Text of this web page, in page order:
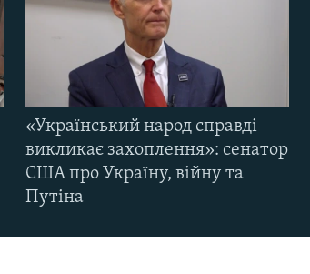
«Український народ справді
викликає захоплення»: сенатор
США про Україну, війну та
Путіна